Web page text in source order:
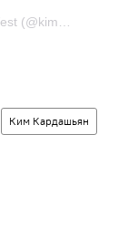
Ким Кардашьян